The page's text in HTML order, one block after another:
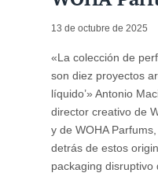
13 de octubre de 2025
«La colección de
son diez proyectos
líquido’» Antonio
director creativo de
y de WOHA
detrás de estos
packaging